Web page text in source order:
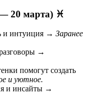
20 марта) ♓
и интуиция → Заранее
→
помогут создать
и уютное.
и инсайты →